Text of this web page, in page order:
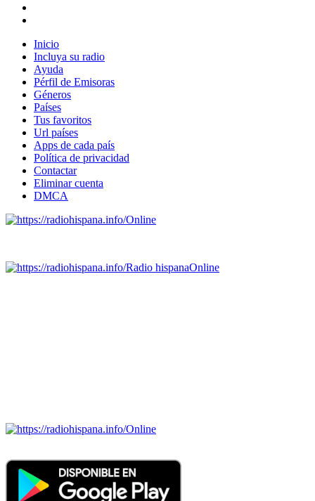
Inicio
Incluya su radio
Ayuda
Pérfil de Emisoras
Géneros
Países
Tus favoritos
Url países
Apps de cada país
Política de privacidad
Contactar
Eliminar cuenta
DMCA
Online
Radio hispanaOnline
Online